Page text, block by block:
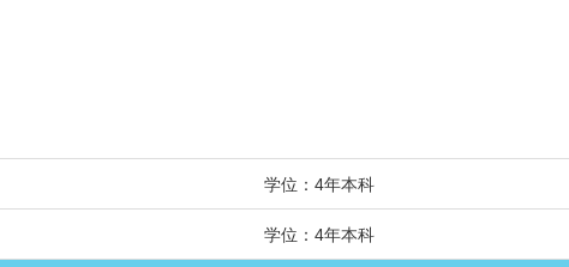
学位：4年本科
学位：4年本科